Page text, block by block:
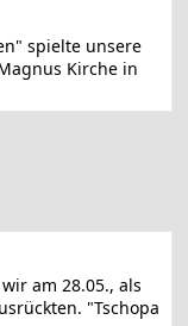
spielte unsere
Kirche in
am 28.05., als
"Tschopa